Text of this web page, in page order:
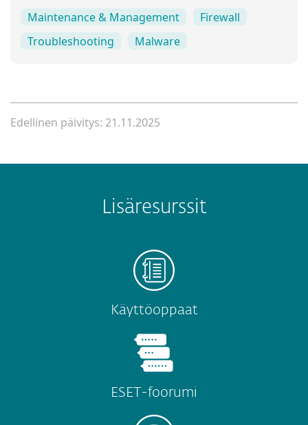
Maintenance & Management
Firewall
Troubleshooting
Malware
Edellinen päivitys: 21.11.2025
Lisäresurssit
Käyttöoppaat
ESET-foorumi